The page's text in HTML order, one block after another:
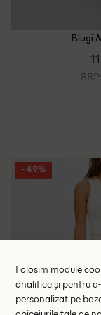
Blugi
- 49%
Folosim module
analitice și pentru
personalizat pe